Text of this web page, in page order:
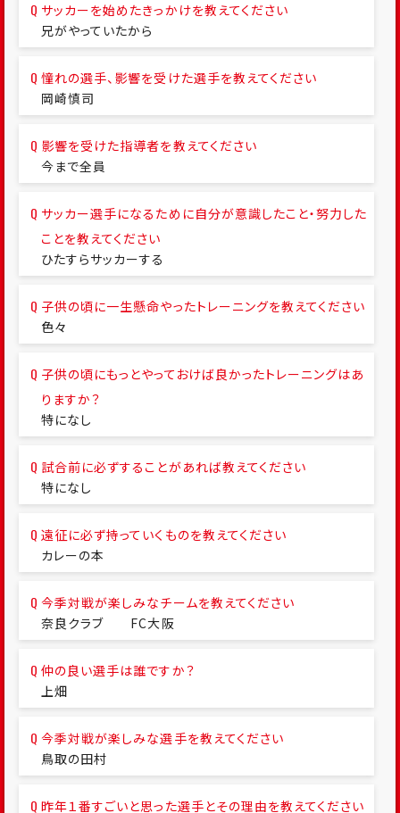
サッカーを始めたきっかけを教えてください
兄がやっていたから
憧れの選手、影響を受けた選手を教えてください
岡崎慎司
影響を受けた指導者を教えてください
今まで全員
サッカー選手になるために自分が意識したこと・努力した
ことを教えてください
ひたすらサッカーする
子供の頃に一生懸命やったトレーニングを教えてください
色々
子供の頃にもっとやっておけば良かったトレーニングはあ
りますか？
特になし
試合前に必ずすることがあれば教えてください
特になし
遠征に必ず持っていくものを教えてください
カレーの本
今季対戦が楽しみなチームを教えてください
奈良クラブ FC大阪
仲の良い選手は誰ですか？
上畑
今季対戦が楽しみな選手を教えてください
鳥取の田村
昨年１番すごいと思った選手とその理由を教えてください